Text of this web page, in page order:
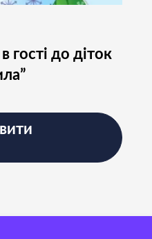
гості до діток